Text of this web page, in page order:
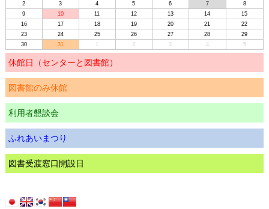
2
3 4 5 6 7
8
9
10 11 12 13 14
15
16
17 18 19 20 21
22
23
24 25 26 27 28
29
30
31 1 2 3 4 5
休館日（センターと図書館）
図書館のみ休館
利用者懇談会
ふれあいまつり
図書受渡窓口開設日